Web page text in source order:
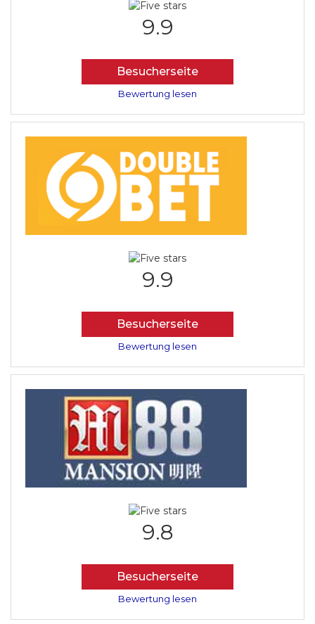
9.9
Besucherseite
Bewertung lesen
9.9
Besucherseite
Bewertung lesen
9.8
Besucherseite
Bewertung lesen